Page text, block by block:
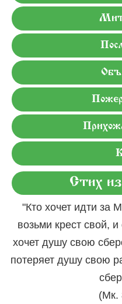
Стих
"Кто хочет идти за
возьми крест свой,
хочет душу свою
потеряет душу свою
(Мк.